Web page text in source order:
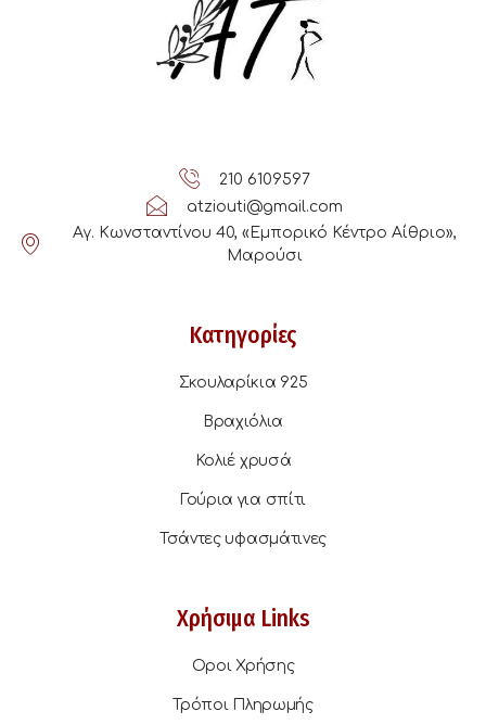
210 6109597
atziouti@gmail.com
Αγ. Κωνσταντίνου 40, «Εμπορικό Κέντρο Αίθριο»,
Μαρούσι
Κατηγορίες
Σκουλαρίκια 925
Βραχιόλια
Κολιέ χρυσά
Γούρια για σπίτι
Τσάντες υφασμάτινες
Χρήσιμα Links
Οροι Χρήσης
Τρόποι Πληρωμής